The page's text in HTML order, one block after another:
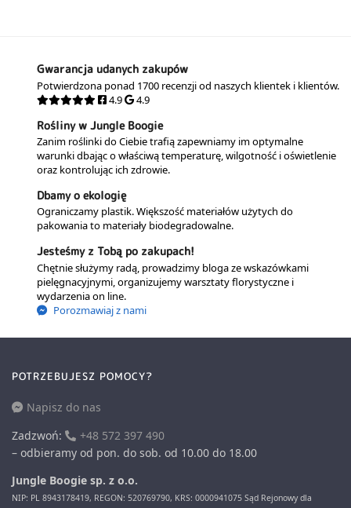
Gwarancja udanych zakupów
Potwierdzona ponad 1700 recenzji od naszych klientek i klientów.
4.9
4.9
Rośliny w Jungle Boogie
Zanim roślinki do Ciebie trafią zapewniamy im optymalne
warunki dbając o właściwą temperaturę, wilgotność i oświetlenie
oraz kontrolując ich zdrowie.
Dbamy o ekologię
Ograniczamy plastik. Większość materiałów użytych do
pakowania to materiały biodegradowalne.
Jesteśmy z Tobą po zakupach!
Chętnie służymy radą, prowadzimy bloga ze wskazówkami
pielęgnacyjnymi, organizujemy warsztaty florystyczne i
wydarzenia on line.
Porozmawiaj z nami
POTRZEBUJESZ POMOCY?
Napisz do nas
Zadzwoń:
+48 572 397 490
– odbieramy od pon. do sob. od 10.00 do 18.00
Jungle Boogie sp. z o.o.
NIP: PL 8943178419, REGON: 520769790, KRS: 0000941075 Sąd Rejonowy dla